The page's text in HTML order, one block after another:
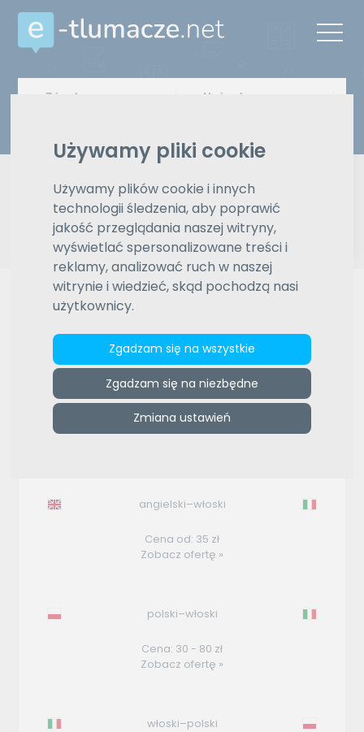
Używamy pliki cookie
Używamy plików cookie i innych
technologii śledzenia, aby poprawić
jakość przeglądania naszej witryny,
wyświetlać spersonalizowane treści i
reklamy, analizować ruch w naszej
witrynie i wiedzieć, skąd pochodzą nasi
użytkownicy.
Zgadzam się na wszystkie
Zgadzam się na niezbędne
Zmiana ustawień
Z języka
Na język
Typ tłumaczenia
Znajdź tłumacza
Wyszukiwanie zaawansowane
Reklama
ZAMÓW REKLAMĘ W TYM MIEJSCU
e-tlumacze.net>INTER VERBA Wojciech Malinowski
angielski–włoski
Cena od: 35 zł
Zobacz ofertę »
polski–włoski
Cena: 30 - 80 zł
Zobacz ofertę »
włoski–polski